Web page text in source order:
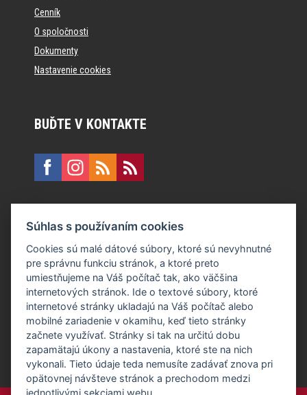
Cenník
O spoločnosti
Dokumenty
Nastavenie cookies
BUĎTE V KONTAKTE
E:recepcia@formfactory.sk
Form Factory Slovakia s.r.o., Ružová dolina 480/6, 821 08
Bratislava
Za publikovaný obsah sú zodpovední jednotliví autori.
Súhlas s používaním cookies
Cookies sú malé dátové súbory, ktoré sú nevyhnutné
pre správnu funkciu stránok, a ktoré preto
umiestňujeme na Váš počítač tak, ako väčšina
internetových stránok. Ide o textové súbory, ktoré
internetové stránky ukladajú na Váš počítač alebo
mobilné zariadenie v okamihu, keď tieto stránky
začnete využívať. Stránky si tak na určitú dobu
zapamätajú úkony a nastavenia, ktoré ste na nich
vykonali. Tieto údaje teda nemusíte zadávať znova pri
opätovnej návšteve stránok a prechodom medzi
jednotlivými sekciami webu.